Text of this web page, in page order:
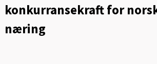
konkurransekraft for
næring